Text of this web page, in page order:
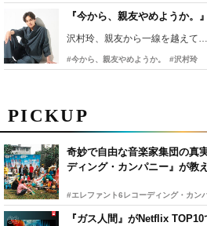
PICKUP
奇妙で自由な音楽家集団の真
ディング・カンパニー』が教
#エレファント6レコーディング・カン
『ガス人間』がNetflix
『今から、親友やめようか。
沢村玲、親友から一線を越えて
#今から、親友やめようか。 #沢村玲